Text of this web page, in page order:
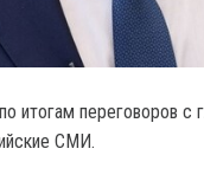
итогам переговоров с
СМИ.